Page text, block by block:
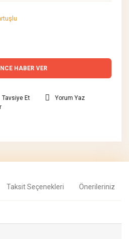
HABER VER
Tavsiye Et
Yorum Yaz
Taksit Seçenekleri Önerileriniz